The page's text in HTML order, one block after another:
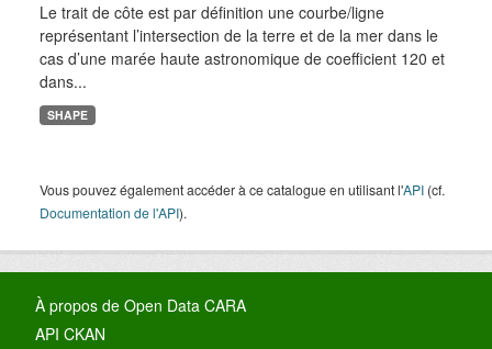
Le trait de côte est par définition une courbe/ligne
représentant l’intersection de la terre et de la mer dans le
cas d’une marée haute astronomique de coefficient 120 et
dans...
SHAPE
Vous pouvez également accéder à ce catalogue en utilisant l'API (cf.
Documentation de l'API).
À propos de Open Data CARA
API CKAN